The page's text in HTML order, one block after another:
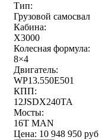
Тип:
Грузовой самосвал
Кабина:
X3000
Колесная формула:
8×4
Двигатель:
WP13.550E501
КПП:
12JSDX240TA
Мосты:
16T MAN
Цена: 10 948 950 руб